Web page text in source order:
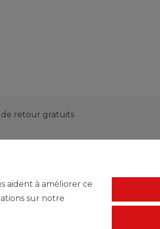
de retour gratuits
aident à améliorer ce
sur notre